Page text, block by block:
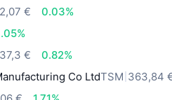
€
0.03%
€
0.82%
Co LtdTSM 363,84